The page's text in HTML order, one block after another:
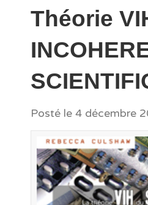
Théorie
Posté le 4 décembre